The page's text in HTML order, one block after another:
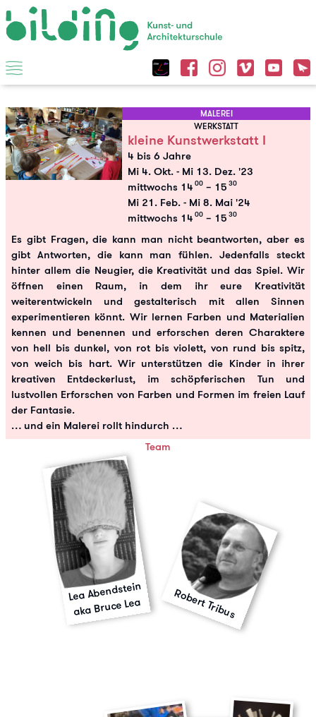
MALEREI
WERKSTATT
kleine Kunstwerkstatt I
4 bis 6 Jahre
Mi 4. Okt. - Mi 13. Dez. '23
mittwochs 14 00 – 15 30
Mi 21. Feb. - Mi 8. Mai '24
mittwochs 14 00 – 15 30
Es gibt Fragen, die kann man nicht beantworten, aber es
gibt Antworten, die kann man fühlen. Jedenfalls steckt
hinter allem die Neugier, die Kreativität und das Spiel. Wir
öffnen einen Raum, in dem ihr eure Kreativität
weiterentwickeln und gestalterisch mit allen Sinnen
experimentieren könnt. Wir lernen Farben und Materialien
kennen und benennen und erforschen deren Charaktere
von hell bis dunkel, von rot bis violett, von rund bis spitz,
von weich bis hart. Wir unterstützen die Kinder in ihrer
kreativen Entdeckerlust, im schöpferischen Tun und
lustvollen Erforschen von Farben und Formen im freien Lauf
der Fantasie.
… und ein Malerei rollt hindurch …
Team
Lea Abendstein
aka Bruce Lea Robert Tribus